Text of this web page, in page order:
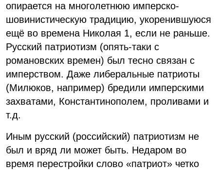
опирается на многолетнюю имперско-
шовинистическую традицию, укоренившуюся
ещё во времена Николая 1, если не раньше.
Русский патриотизм (опять-таки с
романовских времен) был тесно связан с
имперством. Даже либеральные патриоты
(Милюков, например) бредили имперскими
захватами, Константинополем, проливами и
т.д.
Иным русский (российский) патриотизм не
был и вряд ли может быть. Недаром во
время перестройки слово «патриот» четко